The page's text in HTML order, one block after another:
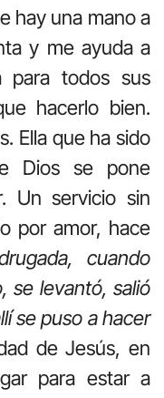
hay una mano a
y me ayuda a
para todos sus
hacerlo bien.
Ella que ha sido
Dios se pone
Un servicio sin
por amor, hace
cuando
se levantó, salió
se puso a hacer
de Jesús, en
para estar a